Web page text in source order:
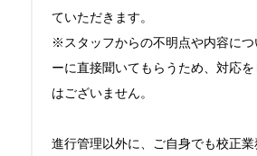
ていただきます。
※スタッフからの不明点や内容につ
ーに直接聞いてもらうため、対応
はございません。
進行管理以外に、ご自身でも校正